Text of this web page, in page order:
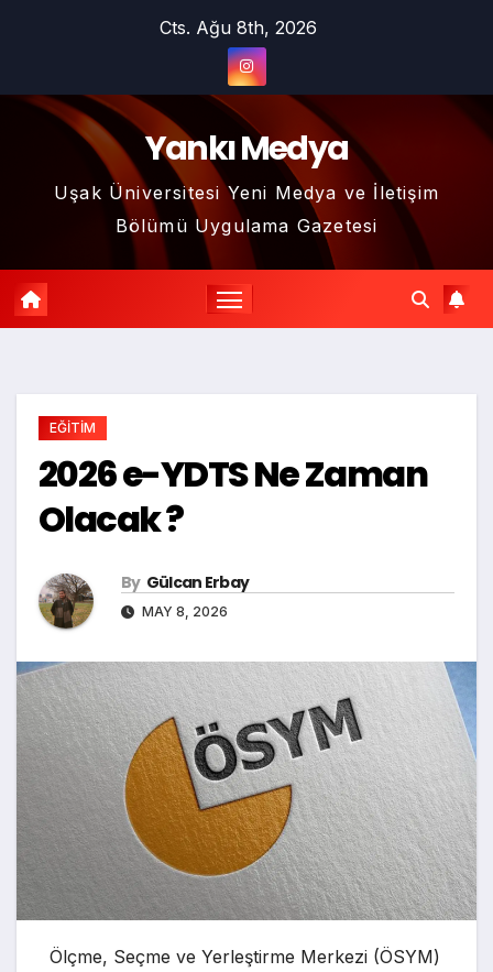
Cts. Ağu 8th, 2026
Yankı Medya
Uşak Üniversitesi Yeni Medya ve İletişim
Bölümü Uygulama Gazetesi
EĞİTİM
2026 e-YDTS Ne Zaman
Olacak ?
By Gülcan Erbay
MAY 8, 2026
Ölçme, Seçme ve Yerleştirme Merkezi (ÖSYM)